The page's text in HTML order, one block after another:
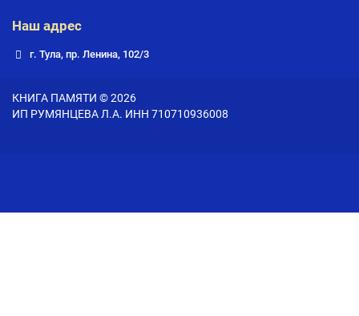
Наш адрес
г. Тула, пр. Ленина, 102/3
КНИГА ПАМЯТИ © 2026
ИП РУМЯНЦЕВА Л.А. ИНН 710710936008